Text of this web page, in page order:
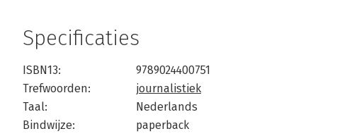
Specificaties
ISBN13:
9789024400751
Trefwoorden:
journalistiek
Taal:
Nederlands
Bindwijze:
paperback